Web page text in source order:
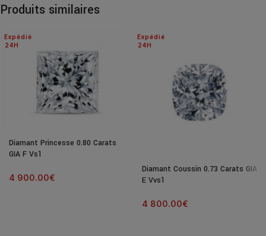
Produits similaires
24H
Expédié
Diamant Princesse 0.80 Carats
GIA F Vs1
4 900.00€
24H
Expédié
Diamant Coussin 0.73 Carats GIA
E Vvs1
4 800.00€